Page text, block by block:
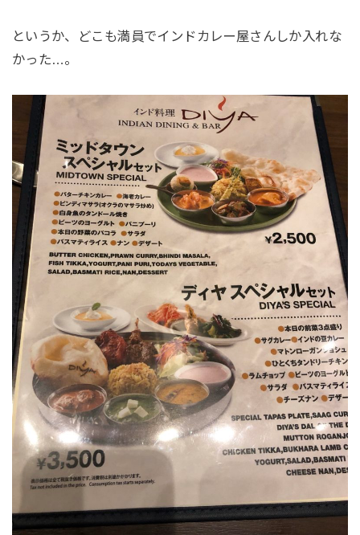
というか、どこも満員でインドカレー屋さんしか入れな
かった…。